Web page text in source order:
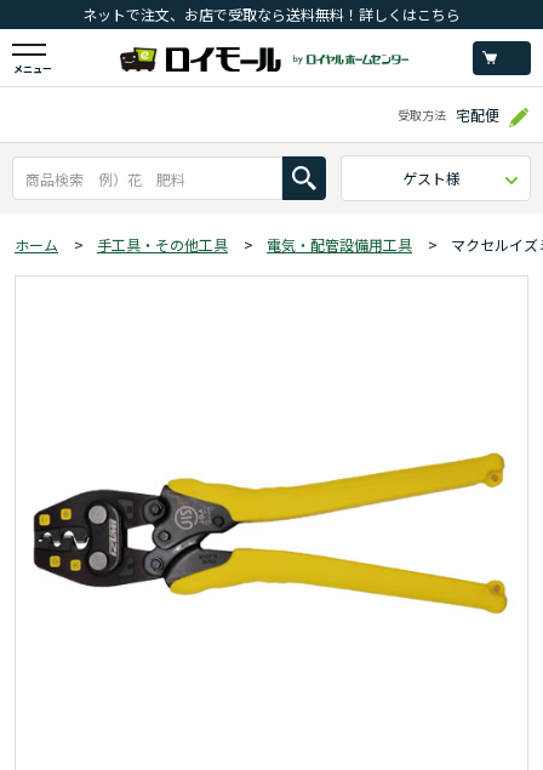
ネットで注文、お店で受取なら送料無料！詳しくはこちら
メニュー
受取方法 宅配便
ゲスト様
ホーム > 手工具・その他工具 > 電気・配管設備用工具 > マクセルイ